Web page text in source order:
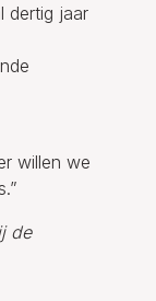
dertig jaar
willen we
de